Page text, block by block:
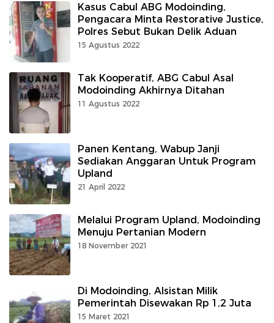
Kasus Cabul ABG Modoinding,
Pengacara Minta Restorative Justice,
Polres Sebut Bukan Delik Aduan
15 Agustus 2022
Tak Kooperatif, ABG Cabul Asal
Modoinding Akhirnya Ditahan
11 Agustus 2022
Panen Kentang, Wabup Janji
Sediakan Anggaran Untuk Program
Upland
21 April 2022
Melalui Program Upland, Modoinding
Menuju Pertanian Modern
18 November 2021
Di Modoinding, Alsistan Milik
Pemerintah Disewakan Rp 1,2 Juta
15 Maret 2021